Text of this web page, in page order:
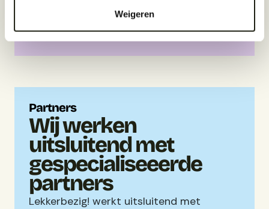
pagina.
Weigeren
Ideaal voor continue ontwikkeling naast het
werk
Partners
Wij werken
uitsluitend met
gespecialiseeerde
partners
Lekkerbezig! werkt uitsluitend met